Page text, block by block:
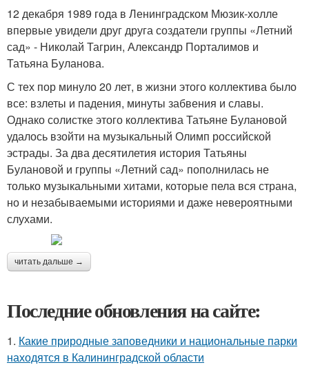
12 декабря 1989 года в Ленинградском Мюзик-холле
впервые увидели друг друга создатели группы «Летний
сад» - Николай Тагрин, Александр Порталимов и
Татьяна Буланова.
С тех пор минуло 20 лет, в жизни этого коллектива было
все: взлеты и падения, минуты забвения и славы.
Однако солистке этого коллектива Татьяне Булановой
удалось взойти на музыкальный Олимп российской
эстрады. За два десятилетия история Татьяны
Булановой и группы «Летний сад» пополнилась не
только музыкальными хитами, которые пела вся страна,
но и незабываемыми историями и даже невероятными
слухами.
читать дальше →
Последние обновления на сайте:
1. Какие природные заповедники и национальные парки
находятся в Калининградской области